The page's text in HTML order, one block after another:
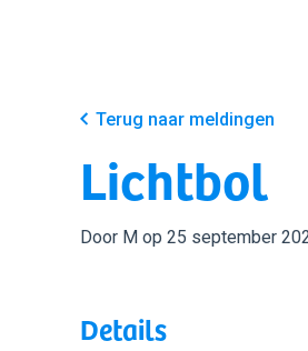
Terug naar meldingen
Lichtbol
Door M op 25 september
Details